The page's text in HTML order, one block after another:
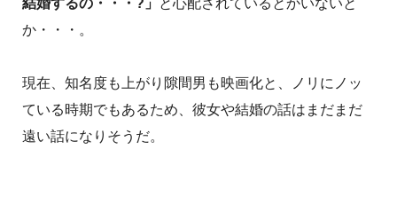
か・・・。
現在、知名度も上がり隙間男も映画化と、ノリにノッ
ている時期でもあるため、彼女や結婚の話はまだまだ
遠い話になりそうだ。